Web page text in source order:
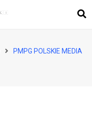
PMPG POLSKIE MEDIA